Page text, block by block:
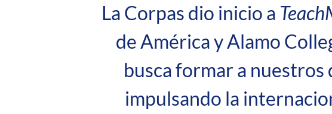
La Corpas dio inicio a
de América y Alamo
busca formar a nuestros
impulsando la